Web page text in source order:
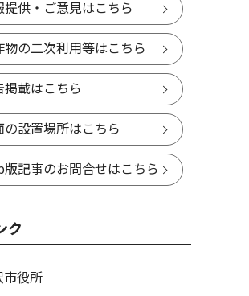
提供・ご意見はこちら
物の二次利用等はこちら
掲載はこちら
の設置場所はこちら
版記事のお問合せはこちら
ク
市役所